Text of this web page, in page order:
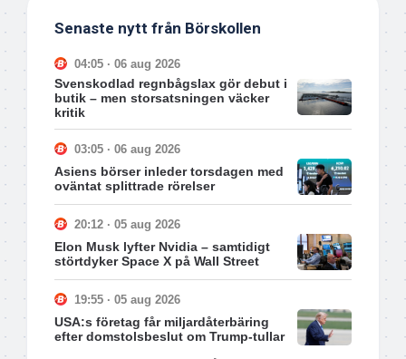
Senaste nytt från Börskollen
04:05 · 06 aug 2026
Svenskodlad regnbågslax gör debut i
butik – men storsatsningen väcker
kritik
03:05 · 06 aug 2026
Asiens börser inleder torsdagen med
oväntat splittrade rörelser
20:12 · 05 aug 2026
Elon Musk lyfter Nvidia – samtidigt
störtdyker Space X på Wall Street
19:55 · 05 aug 2026
USA:s företag får miljardåterbäring
efter domstolsbeslut om Trump-tullar